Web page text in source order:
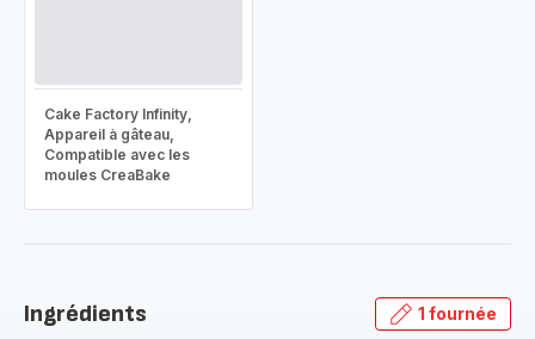
Cake Factory Infinity,
Appareil à gâteau,
Compatible avec les
moules CreaBake
Ingrédients 1 fournée